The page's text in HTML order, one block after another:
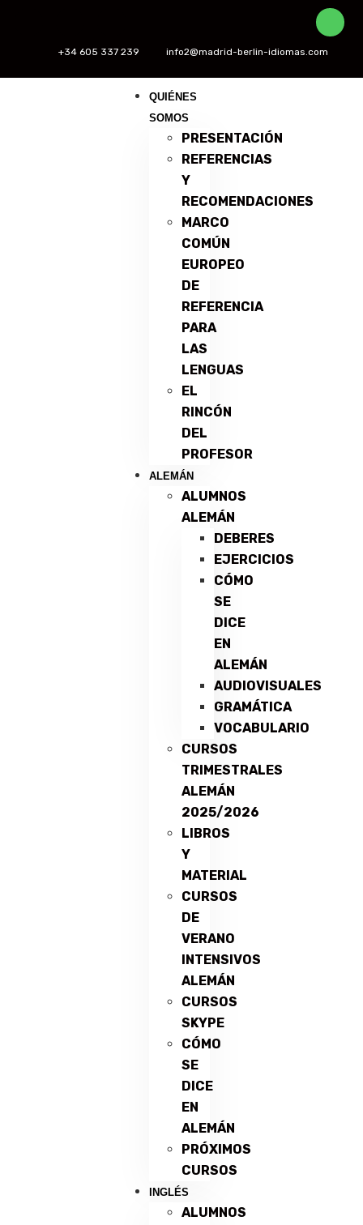
+34 605 337 239 info2@madrid-berlin-idiomas.com
QUIÉNES
SOMOS
PRESENTACIÓN
REFERENCIAS
Y
RECOMENDACIONES
MARCO
COMÚN
EUROPEO
DE
REFERENCIA
PARA
LAS
LENGUAS
EL
RINCÓN
DEL
PROFESOR
ALEMÁN
ALUMNOS
ALEMÁN
DEBERES
EJERCICIOS
CÓMO
SE
DICE
EN
ALEMÁN
AUDIOVISUALES
GRAMÁTICA
VOCABULARIO
CURSOS
TRIMESTRALES
ALEMÁN
2025/2026
LIBROS
Y
MATERIAL
CURSOS
DE
VERANO
INTENSIVOS
ALEMÁN
CURSOS
SKYPE
CÓMO
SE
DICE
EN
ALEMÁN
PRÓXIMOS
CURSOS
INGLÉS
ALUMNOS